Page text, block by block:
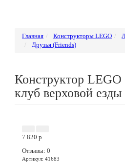
Главная Конструкторы LEGO
Друзья (Friends)
Конструктор
клуб верховой езды
7 820 p
Отзывы: 0
Артикул: 41683